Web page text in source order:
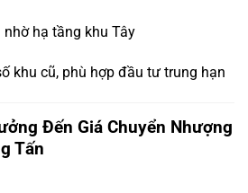
hạ tầng khu Tây
khu cũ, phù hợp đầu tư trung hạn
Đến Giá Chuyển Nhượng
Tấn